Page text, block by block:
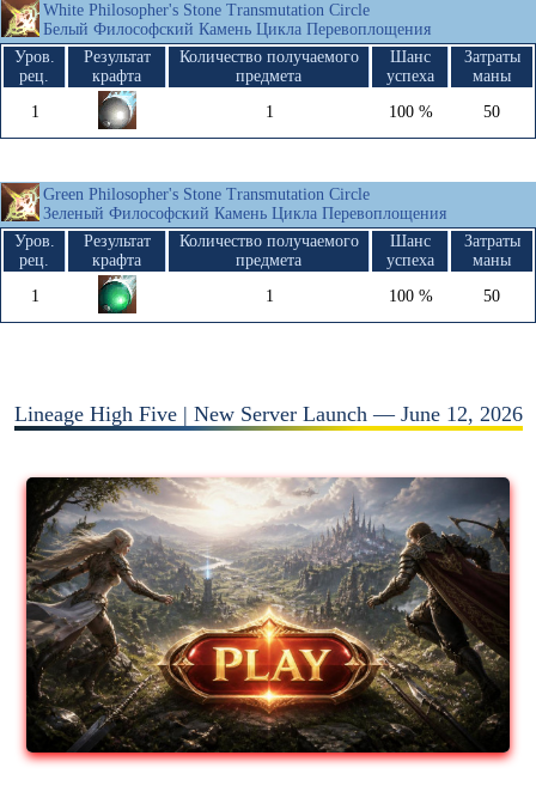
White Philosopher's Stone Transmutation Circle
Белый Философский Камень Цикла Перевоплощения
Уров.
рец.
Результат
крафта
Количество получаемого
предмета
Шанс
успеха
Затраты
маны
1
1 100 % 50
Green Philosopher's Stone Transmutation Circle
Зеленый Философский Камень Цикла Перевоплощения
Уров.
рец.
Результат
крафта
Количество получаемого
предмета
Шанс
успеха
Затраты
маны
1
1 100 % 50
Lineage High Five | New Server Launch — June 12, 2026